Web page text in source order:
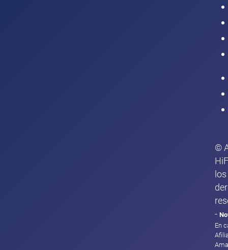
©
los
-
En